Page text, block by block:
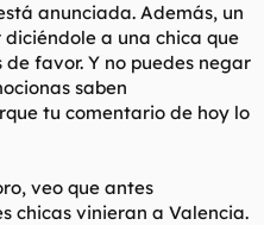
anunciada. Además, un
a una chica que
favor. Y no puedes negar
saben
tu comentario de hoy lo
veo que antes
chicas vinieran a Valencia.